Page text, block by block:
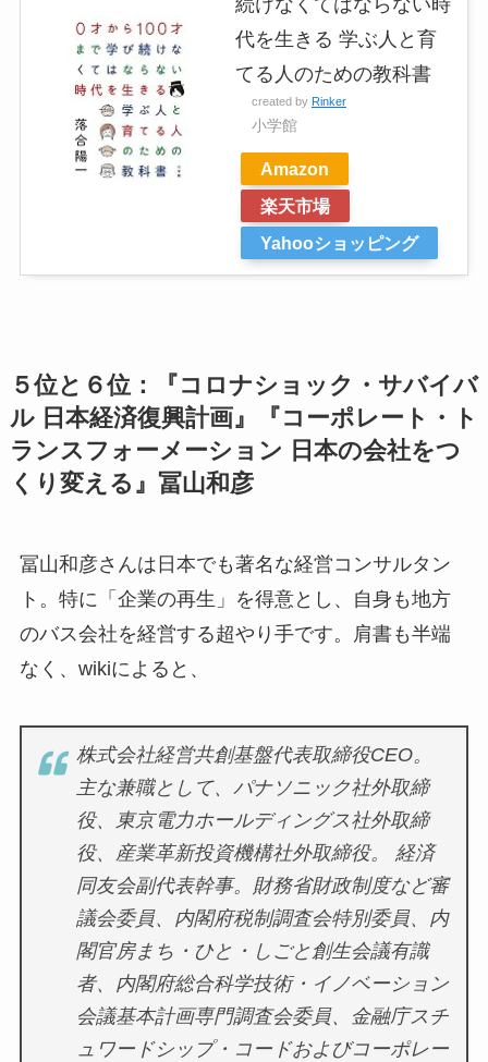
続けなくてはならない時
代を生きる 学ぶ人と育
てる人のための教科書
created by Rinker
小学館
Amazon
楽天市場
Yahooショッピング
５位と６位：『コロナショック・サバイバ
ル 日本経済復興計画』『コーポレート・ト
ランスフォーメーション 日本の会社をつ
くり変える』冨山和彦
冨山和彦さんは日本でも著名な経営コンサルタン
ト。特に「企業の再生」を得意とし、自身も地方
のバス会社を経営する超やり手です。肩書も半端
なく、wikiによると、
株式会社経営共創基盤代表取締役CEO。
主な兼職として、パナソニック社外取締
役、東京電力ホールディングス社外取締
役、産業革新投資機構社外取締役。 経済
同友会副代表幹事。財務省財政制度など審
議会委員、内閣府税制調査会特別委員、内
閣官房まち・ひと・しごと創生会議有識
者、内閣府総合科学技術・イノベーション
会議基本計画専門調査会委員、金融庁スチ
ュワードシップ・コードおよびコーポレー